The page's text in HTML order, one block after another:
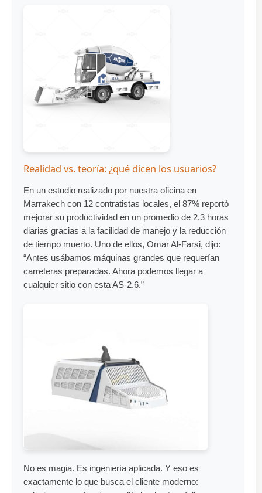
Realidad vs. teoría: ¿qué dicen los usuarios?
En un estudio realizado por nuestra oficina en
Marrakech con 12 contratistas locales, el 87% reportó
mejorar su productividad en un promedio de 2.3 horas
diarias gracias a la facilidad de manejo y la reducción
de tiempo muerto. Uno de ellos, Omar Al-Farsi, dijo:
“Antes usábamos máquinas grandes que requerían
carreteras preparadas. Ahora podemos llegar a
cualquier sitio con esta AS-2.6.”
No es magia. Es ingeniería aplicada. Y eso es
exactamente lo que busca el cliente moderno: